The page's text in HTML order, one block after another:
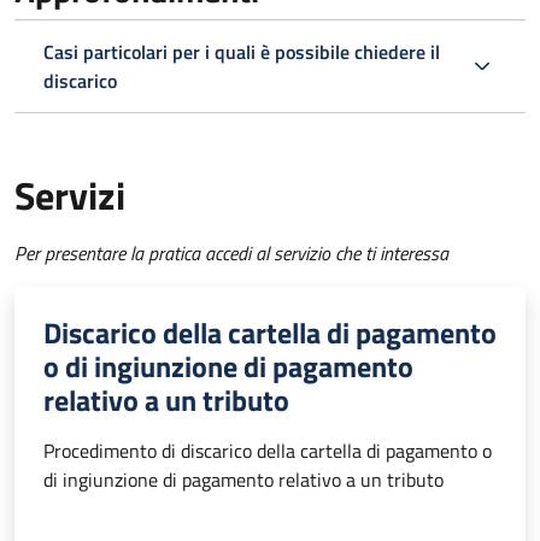
Casi particolari per i quali è possibile chiedere il
discarico
Servizi
Per presentare la pratica accedi al servizio che ti interessa
Discarico della cartella di pagamento
o di ingiunzione di pagamento
relativo a un tributo
Procedimento di discarico della cartella di pagamento o
di ingiunzione di pagamento relativo a un tributo